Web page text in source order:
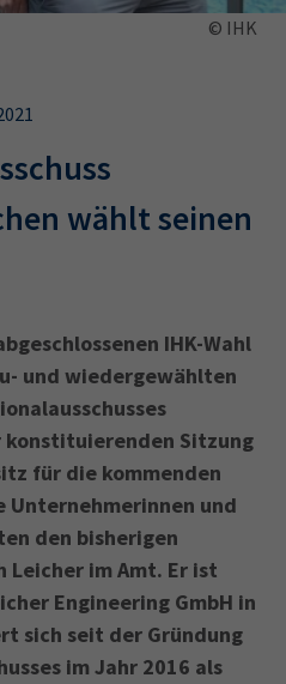
Log-in
© IHK
wählt seinen
IHK-Wahl
und wiedergewählten
konstituierenden Sitzung
für die kommenden
Unternehmerinnen und
den bisherigen
Leicher im Amt. Er ist
Engineering GmbH in
sich seit der Gründung
im Jahr 2016 als